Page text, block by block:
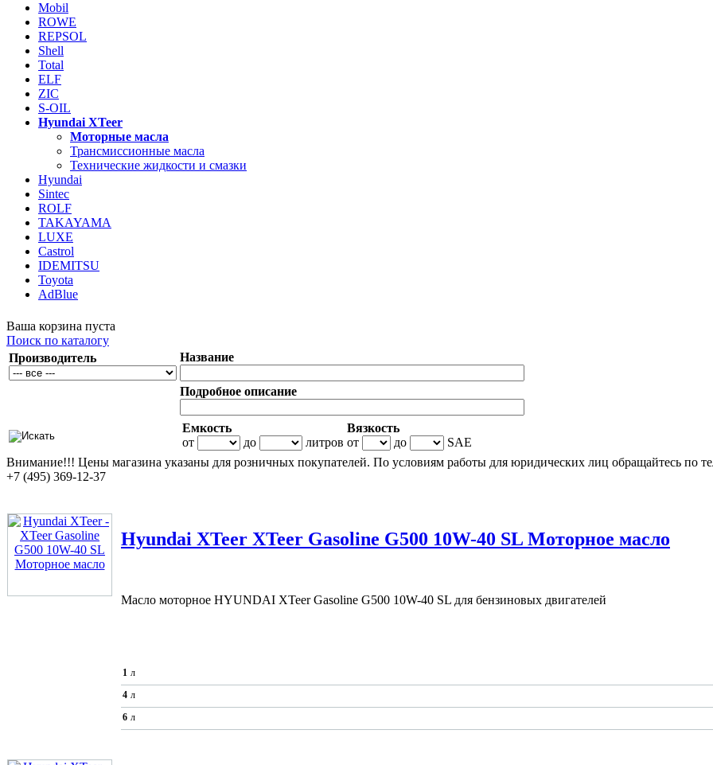
Mobil
ROWE
REPSOL
Shell
Total
ELF
ZIC
S-OIL
Hyundai XTeer
Моторные масла
Трансмиссионные масла
Технические жидкости и смазки
Hyundai
Sintec
ROLF
TAKAYAMA
LUXE
Castrol
IDEMITSU
Toyota
AdBlue
Ваша корзина пуста
Поиск по каталогу
Производитель
Название
Подробное описание
Емкость
от
до литров
Вязкость
от
до
SAE
Внимание!!! Цены магазина указаны для розничных покупателей. По условиям работы для юридических лиц обращайтесь по
+7 (495) 369-12-37
Hyundai XTeer XTeer Gasoline G500 10W-40 SL Моторное масло
Масло моторное HYUNDAI XTeer Gasoline G500 10W-40 SL для бензиновых двигателей
1 л
4 л
6 л